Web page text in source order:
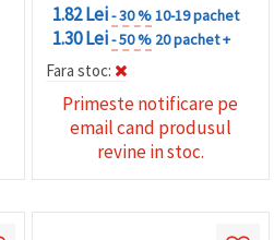
1.82 Lei- 30 %10-19 pachet
1.30 Lei- 50 % 20 pachet +
Fara stoc:
Primeste notificare pe
email cand produsul
revine in stoc.